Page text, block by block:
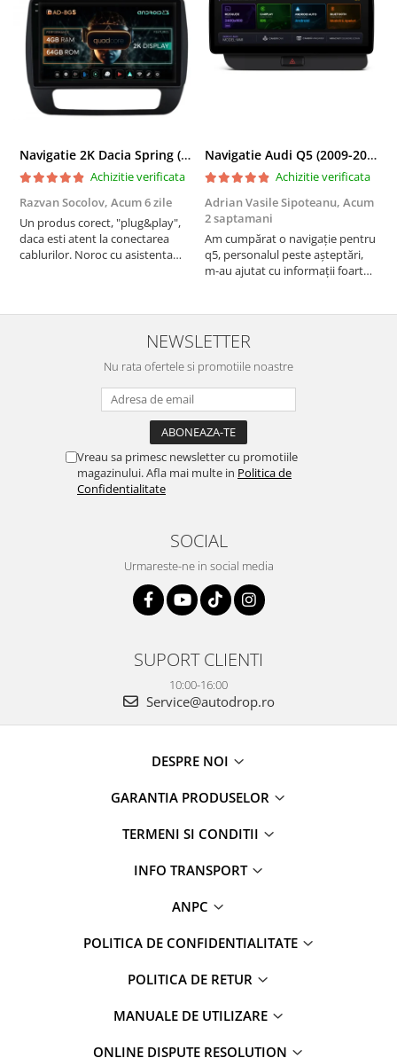
Navigatie 2K Dacia Spring (2021- Prezent), Android, S-Quadcore / 4GB RAM + 64GB ROM, 9.5 Inch - AD-BGS90042K+AD-BGRKIT366V4s
Achizitie verificata
Razvan Socolov, Acum 6 zile
Un produs corect, "plug&play",
daca esti atent la conectarea
cablurilor. Noroc cu asistenta
atras atentia ca nu era conectat
cablul de video de la camera
Navigatie Audi Q5 (2009-2017), Linux OS & OEM, MMI 3G, CarPlay & Android Auto Wireless, MirrorLink, Camera AHD, 12.3 Inch - AD-BGAALNXH+AD-BGRKITQ5002
Achizitie verificata
Adrian Vasile Sipoteanu, Acum
2 saptamani
Am cumpărat o navigație pentru
q5, personalul peste așteptări,
m-au ajutat cu informații foarte
serviabili, livrare rapidă, suport
tehnic, totul impecabil, o să revin
la ei și pentru vi...
NEWSLETTER
Nu rata ofertele si promotiile noastre
Vreau sa primesc newsletter cu promotiile
magazinului. Afla mai multe in Politica de
Confidentialitate
SOCIAL
Urmareste-ne in social media
SUPORT CLIENTI
10:00-16:00
Service@autodrop.ro
DESPRE NOI
GARANTIA PRODUSELOR
TERMENI SI CONDITII
INFO TRANSPORT
ANPC
POLITICA DE CONFIDENTIALITATE
POLITICA DE RETUR
MANUALE DE UTILIZARE
ONLINE DISPUTE RESOLUTION